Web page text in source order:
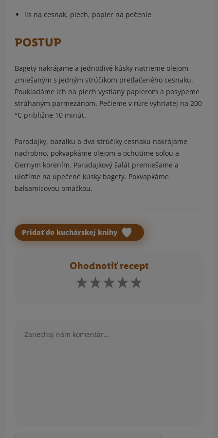
lis na cesnak, plech, papier na pečenie
POSTUP
Bagety nakrájame a jednotlivé kúsky natrieme olejom
zmiešaným s jedným strúčikom pretlačeného cesnaku.
Poukladáme ich na plech vystlaný papierom a posypeme
strúhaným parmezánom. Pečieme v rúre vyhriatej na 200
°C približne 10 minút.
Paradajky, bazalku a dva strúčiky cesnaku nakrájame
nadrobno, pokvapkáme olejom a ochutíme soľou a
čiernym korením. Paradajkový šalát premiešame a
uložíme na upečené kúsky bagety. Pokvapkáme
balsamicovou omáčkou.
Pridať do kuchárskej knihy
Ohodnotiť recept